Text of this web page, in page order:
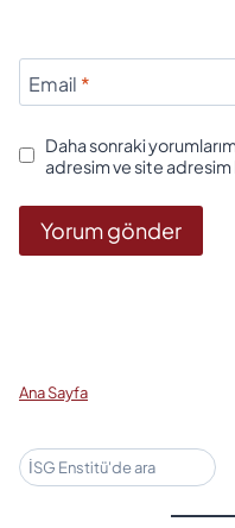
Email *
Daha sonraki
adresim ve site adresim
Ana Sayfa
Ara